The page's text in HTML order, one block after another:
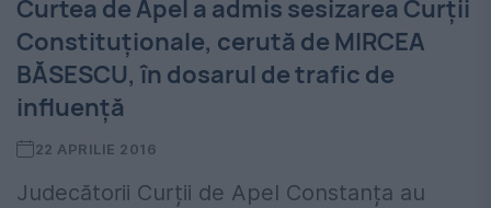
Curtea de Apel a admis sesizarea Curții
Constituționale, cerută de MIRCEA
BĂSESCU, în dosarul de trafic de
influență
22 APRILIE 2016
Judecătorii Curții de Apel Constanța au